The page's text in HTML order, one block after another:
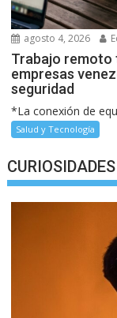
agosto 4, 2026
Trabajo remoto
empresas
seguridad
*La conexión de
Salud y Tecnología